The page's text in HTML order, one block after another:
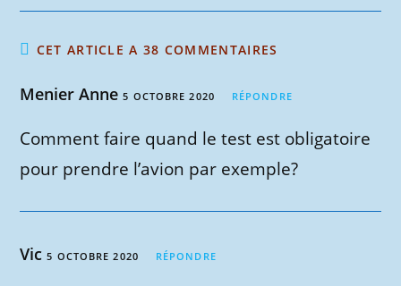
CET ARTICLE A 38 COMMENTAIRES
Menier Anne5 OCTOBRE 2020 RÉPONDRE
Comment faire quand le test est obligatoire
pour prendre l’avion par exemple?
Vic5 OCTOBRE 2020 RÉPONDRE